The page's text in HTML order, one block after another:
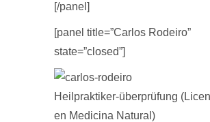
[/panel]
[panel title=”Carlos Rodeiro”
state=”closed”]
Heilpraktiker-überprüfung
en Medicina Natural)